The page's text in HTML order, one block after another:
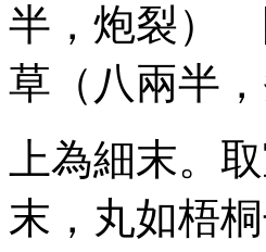
半，炮裂）
草（八兩半
上為細末。
末，丸如梧